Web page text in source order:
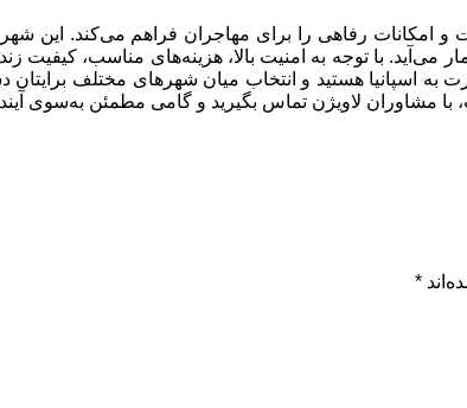
و امکانات رفاهی را برای مهاجران فراهم می‌کند. این
می‌آید. با توجه به امنیت بالا، هزینه‌های مناسب،
به اسپانیا هستید و انتخاب میان شهرهای مختلف
مشاوران لاویژن تماس بگیرید و گامی مطمئن به‌سوی
*